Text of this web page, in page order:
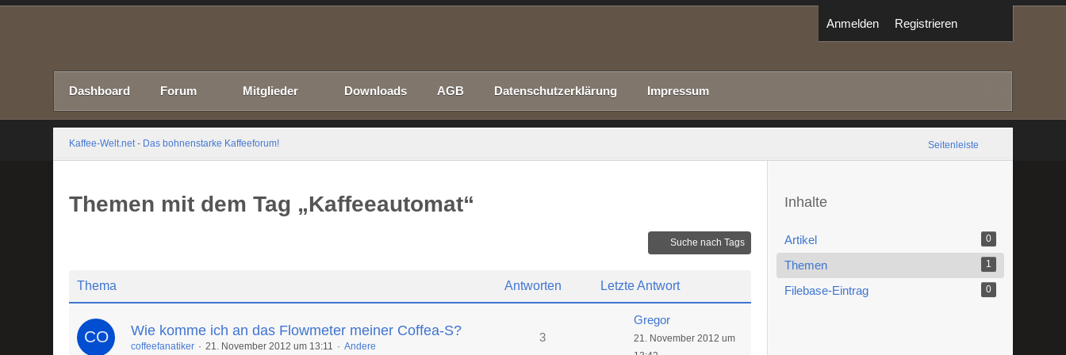
Anmelden Registrieren
Dashboard Forum Mitglieder Downloads AGB Datenschutzerklärung Impressum
Kaffee-Welt.net - Das bohnenstarke Kaffeeforum! Seitenleiste
Themen mit dem Tag „Kaffeeautomat“
Suche nach Tags
Thema Antworten Letzte Antwort
Wie komme ich an das Flowmeter meiner Coffea-S?
coffeefanatiker 21. November 2012 um 13:11 Andere
3
Gregor
21. November 2012 um
Inhalte
Artikel 0
Themen 1
Filebase-Eintrag 0